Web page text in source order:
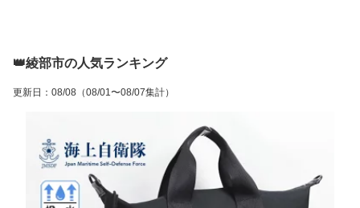
👑綾部市の人気ランキング
更新日 ： 08/08 （08/01〜08/07集計）